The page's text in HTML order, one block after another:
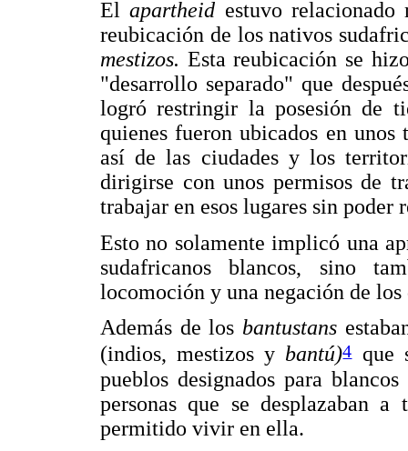
Elapartheid estuvo
reubicación de los nativos
mestizos. Esta reubicación se
"desarrollo separado" que
logró restringir la posesión de
quienes fueron ubicados en
así de las ciudades y los
dirigirse con unos permisos de
trabajar en esos lugares sin poder
Esto no solamente implicó una
sudafricanos blancos, sino
locomoción y una negación de los
Además de los bantustans
(indios, mestizos y bantú)4que
pueblos designados para
personas que se desplazaban
permitido vivir en ella.